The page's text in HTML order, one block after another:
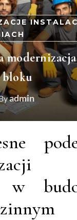
bloku
admin
w